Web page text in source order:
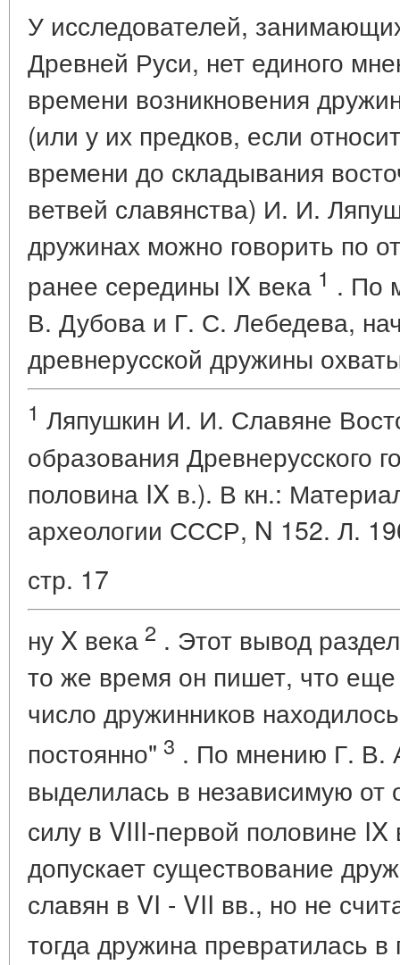
У исследователей,
Древней Руси, нет единого
времени возникновения
(или у их предков, если
времени до складывания
ветвей славянства) И. И.
дружинах можно говорить по
ранее середины IX века 1 . По
В. Дубова и Г. С. Лебедева,
древнерусской дружины
1 Ляпушкин И. И. Славяне
образования Древнерусского
половина IX в.). В кн.:
археологии СССР, N 152. Л.
стр. 17
ну X века 2 . Этот вывод
то же время он пишет, что
число дружинников
постоянно" 3 . По мнению Г. В.
выделилась в независимую
силу в VIII-первой половине IX
допускает существование
славян в VI - VII вв., но не
тогда дружина превратилась в